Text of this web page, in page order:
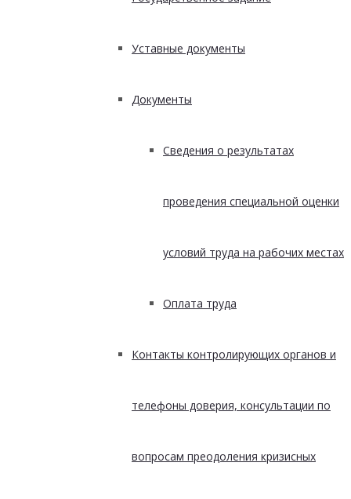
Уставные документы
Документы
Сведения о результатах
проведения специальной оценки
условий труда на рабочих местах
Оплата труда
Контакты контролирующих органов и
телефоны доверия, консультации по
вопросам преодоления кризисных